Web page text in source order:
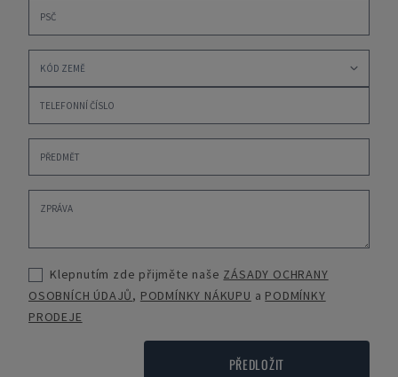
Klepnutím zde přijměte naše ZÁSADY OCHRANY
OSOBNÍCH ÚDAJŮ, PODMÍNKY NÁKUPU a PODMÍNKY
PRODEJE
PŘEDLOŽIT